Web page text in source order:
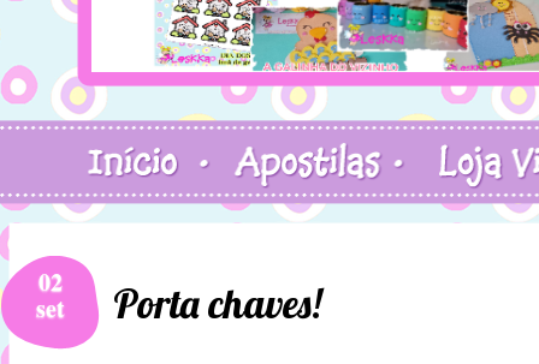
02
set Porta chaves!